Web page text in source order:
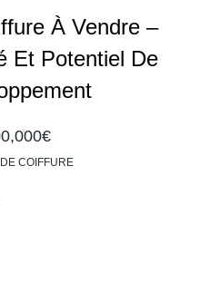
À Vendre –
Et Potentiel De
COIFFURE